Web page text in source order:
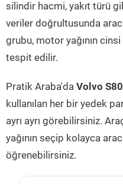
silindir hacmi, yakıt türü
veriler doğrultusunda
grubu, motor yağının
tespit edilir.
Pratik Araba'da Volvo S80
kullanılan her bir yedek
ayrı ayrı görebilirsiniz.
yağının seçip kolayca
öğrenebilirsiniz.